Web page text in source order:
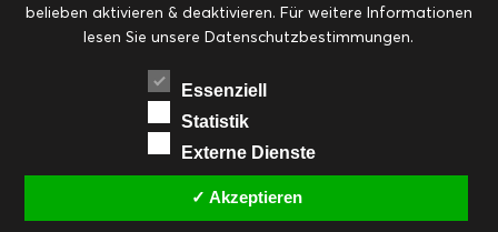
Eingemachtes Ohne Kategorie Ostern Resteküche
RezepteSaisonalSliderStartseite
Suppen, Salate & Vorspeisen
Vorspeisen, Salate & Suppen
Weihnachten Workshops & Events
belieben aktivieren & deaktivieren. Für weitere Informationen
lesen Sie unsere Datenschutzbestimmungen.
Essenziell
Statistik
Externe Dienste
✓ Akzeptieren